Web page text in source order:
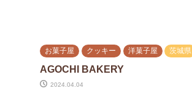
お菓子屋 クッキー 洋菓子屋 茨城県
AGOCHI BAKERY
2024.04.04